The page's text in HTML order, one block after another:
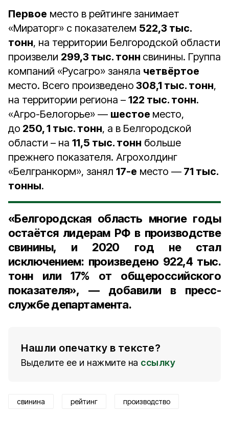
Первое место в рейтинге занимает
«Мираторг» с показателем 522,3 тыс.
тонн, на территории Белгородской области
произвели 299,3 тыс. тонн свинины. Группа
компаний «Русагро» заняла четвёртое
место. Всего произведено 308,1 тыс. тонн,
на территории региона – 122 тыс. тонн.
«Агро-Белогорье» — шестое место,
до 250, 1 тыс. тонн, а в Белгородской
области – на 11,5 тыс. тонн больше
прежнего показателя. Агрохолдинг
«Белгранкорм», занял 17-е место — 71 тыс.
тонны.
«Белгородская область многие годы
остаётся лидерам РФ в производстве
свинины, и 2020 год не стал
исключением: произведено 922,4 тыс.
тоннили17% от общероссийского
показателя», — добавили в пресс-
службе департамента.
Нашли опечатку в тексте?
Выделите ее и нажмите на ссылку
свинина рейтинг производство